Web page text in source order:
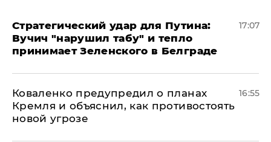
Стратегический удар для Путина:
Вучич "нарушил табу" и тепло
принимает Зеленского в Белграде
17:07
Коваленко предупредил о планах
Кремля и объяснил, как противостоять
новой угрозе
16:55